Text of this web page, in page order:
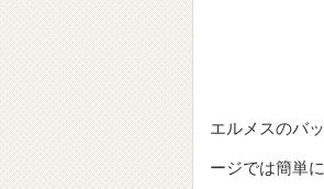
エルメスのバ
ージでは簡単